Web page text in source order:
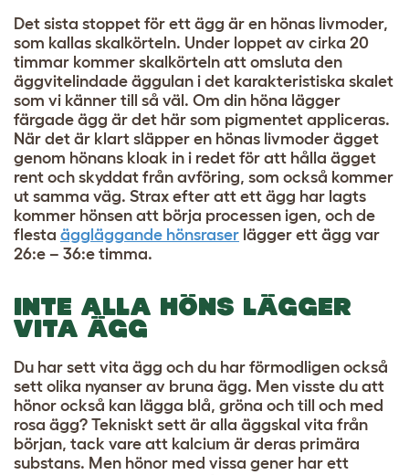
Det sista stoppet för ett ägg är en hönas livmoder,
som kallas skalkörteln. Under loppet av cirka 20
timmar kommer skalkörteln att omsluta den
äggvitelindade äggulan i det karakteristiska skalet
som vi känner till så väl. Om din höna lägger
färgade ägg är det här som pigmentet appliceras.
När det är klart släpper en hönas livmoder ägget
genom hönans kloak in i redet för att hålla ägget
rent och skyddat från avföring, som också kommer
ut samma väg. Strax efter att ett ägg har lagts
kommer hönsen att börja processen igen, och de
flesta äggläggande hönsraser lägger ett ägg var
26:e – 36:e timma.
INTE ALLA HÖNS LÄGGER
VITA ÄGG
Du har sett vita ägg och du har förmodligen också
sett olika nyanser av bruna ägg. Men visste du att
hönor också kan lägga blå, gröna och till och med
rosa ägg? Tekniskt sett är alla äggskal vita från
början, tack vare att kalcium är deras primära
substans. Men hönor med vissa gener har ett